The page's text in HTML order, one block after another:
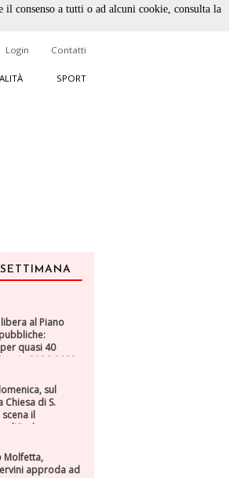
Login Contatti
SPORT
al Piano
quasi 40
2026-2028
sul
Chiesa di S.
il
l’Orchestra
Molfetta,
approda ad
consenso a tutti o ad alcuni cookie, consulta la